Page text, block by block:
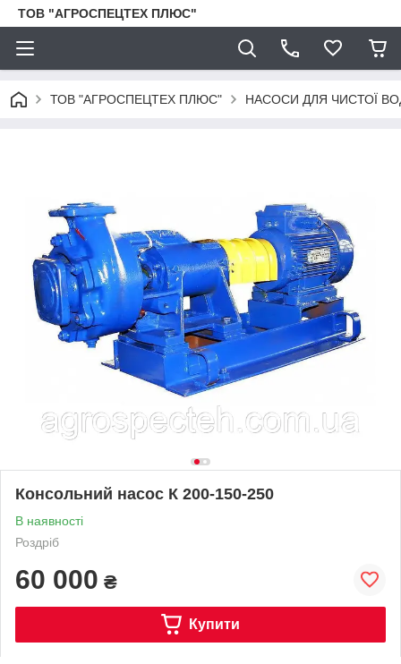
ТОВ "АГРОСПЕЦТЕХ ПЛЮС"
ТОВ "АГРОСПЕЦТЕХ ПЛЮС" НАСОСИ ДЛЯ ЧИСТОЇ
Консольний насос К 200-150-250
В наявності
Роздріб
60 000 ₴
Купити